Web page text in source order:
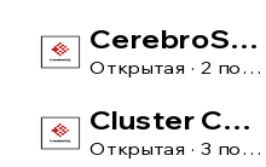
CerebroSQL: main window
Открытая · 2 пользователя
Cluster CerebroSQL
Открытая · 3 пользователя